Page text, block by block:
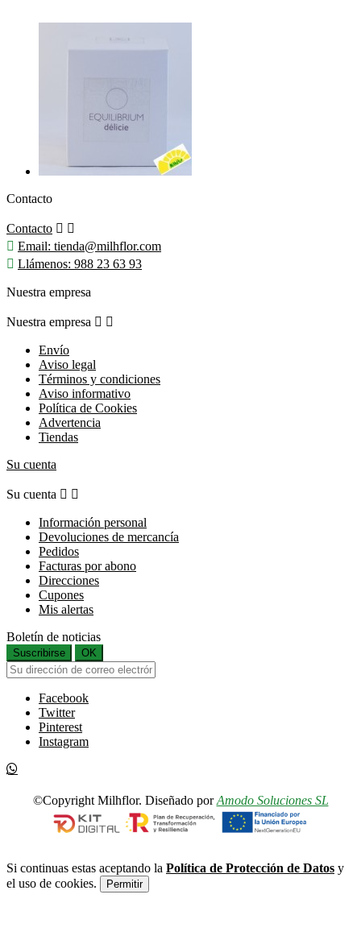
Contacto
Contacto  
 Email: tienda@milhflor.com
 Llámenos: 988 23 63 93
Nuestra empresa
Nuestra empresa  
Envío
Aviso legal
Términos y condiciones
Aviso informativo
Política de Cookies
Advertencia
Tiendas
Su cuenta
Su cuenta  
Información personal
Devoluciones de mercancía
Pedidos
Facturas por abono
Direcciones
Cupones
Mis alertas
Boletín de noticias
Suscribirse OK
Facebook
Twitter
Pinterest
Instagram
©Copyright Milhflor. Diseñado porAmodo Soluciones SL
Si continuas estas aceptando la Política de Protección de Datos y
el uso de cookies.
Permitir